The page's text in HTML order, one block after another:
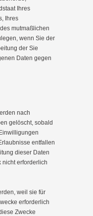
Ihres
Ihres
mutmaßlichen
wenn Sie der
der Sie
Daten gegen
nach
gelöscht, sobald
entfallen
dieser Daten
nicht erforderlich
weil sie für
erforderlich
Zwecke